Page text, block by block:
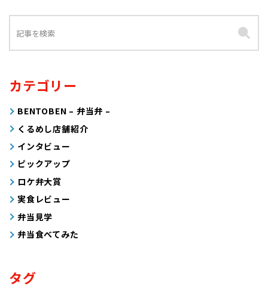
カテゴリー
BENTOBEN – 弁当弁 –
くるめし店舗紹介
インタビュー
ピックアップ
ロケ弁大賞
実食レビュー
弁当見学
弁当食べてみた
タグ